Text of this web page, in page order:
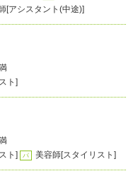
[アシスタント(中途)]
ト]
ト] パ 美容師[スタイリスト]